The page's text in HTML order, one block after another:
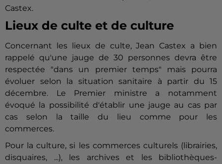
Castex.
Lieux de culte et de culture
Concernant les lieux de culte, Jean Castex a bien
rappelé qu'une jauge de 30 personnes devra être
respectée "dans un premier temps" mais pourra
évoluer selon la situation sanitaire à partir du 15
décembre. Le Premier ministre a notamment
évoqué la possibilité d'établir une jauge au cas par
cas selon la taille du lieu comme pour les
commerces.
Pour la culture, si les commerces culturels (librairies,
disquaires, ...), les archives et les bibliothèques-